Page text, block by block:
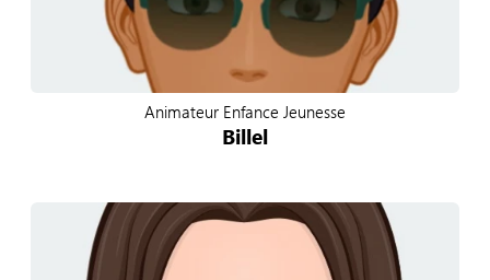
Billel
Animateur Enfance Jeunesse